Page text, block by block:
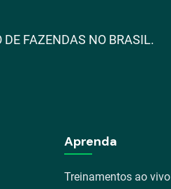
DE FAZENDAS NO BRASIL.
Aprenda
Treinamentos ao vivo